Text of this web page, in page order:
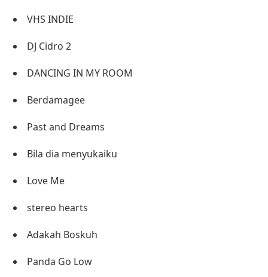
VHS INDIE
DJ Cidro 2
DANCING IN MY ROOM
Berdamagee
Past and Dreams
Bila dia menyukaiku
Love Me
stereo hearts
Adakah Boskuh
Panda Go Low